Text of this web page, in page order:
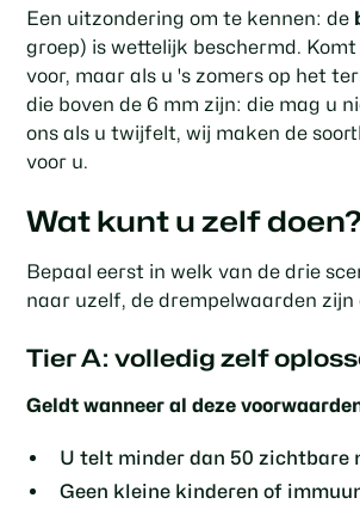
Een uitzondering om te kennen: de
groep) is wettelijk beschermd.
voor, maar als u 's zomers op het
die boven de 6 mm zijn: die mag u
ons als u twijfelt, wij maken de
voor u.
Wat kunt u zelf doen?
Bepaal eerst in welk van de drie
naar uzelf, de drempelwaarden zijn
Tier A: volledig zelf
Geldt wanneer al deze
U telt minder dan 50 zichtbare
Geen kleine kinderen of